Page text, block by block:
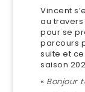
Vincent
au
pour se
parcours
suite et
saison
« Bonjour